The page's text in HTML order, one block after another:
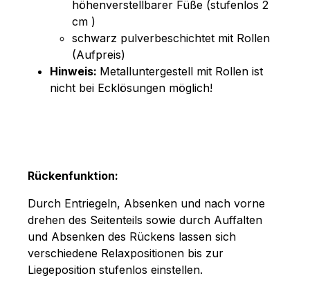
höhenverstellbarer Füße (stufenlos 2
cm )
schwarz pulverbeschichtet mit Rollen
(Aufpreis)
Hinweis: Metalluntergestell mit Rollen ist
nicht bei Ecklösungen möglich!
Rückenfunktion:
Durch Entriegeln, Absenken und nach vorne
drehen des Seitenteils sowie durch Auffalten
und Absenken des Rückens lassen sich
verschiedene Relaxpositionen bis zur
Liegeposition stufenlos einstellen.